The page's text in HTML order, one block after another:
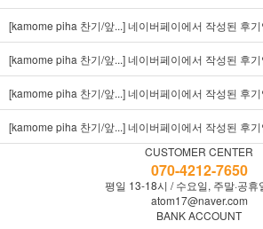
[kamome piha 찬기/앞...]네이버페이에서 작성된 후
[kamome piha 찬기/앞...]네이버페이에서 작성된 후
[kamome piha 찬기/앞...]네이버페이에서 작성된 후
[kamome piha 찬기/앞...]네이버페이에서 작성된 후
CUSTOMER CENTER
070-4212-7650
평일 13-18시 / 수요일, 주말·공휴
atom17@naver.com
BANK ACCOUNT